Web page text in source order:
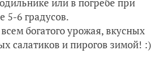
5-6 градусов.
богатого урожая, вкусных
салатиков и пирогов зимой! :)